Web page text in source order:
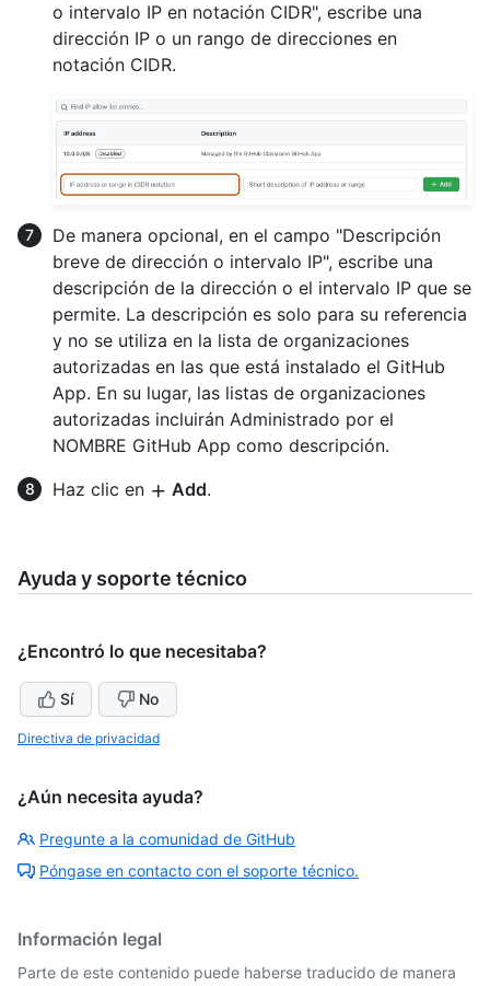
o intervalo IP en notación CIDR", escribe una
dirección IP o un rango de direcciones en
notación CIDR.
De manera opcional, en el campo "Descripción
breve de dirección o intervalo IP", escribe una
descripción de la dirección o el intervalo IP que se
permite. La descripción es solo para su referencia
y no se utiliza en la lista de organizaciones
autorizadas en las que está instalado el GitHub
App. En su lugar, las listas de organizaciones
autorizadas incluirán Administrado por el
NOMBRE GitHub App como descripción.
Haz clic en
Add.
Ayuda y soporte técnico
¿Encontró lo que necesitaba?
Sí No
Directiva de privacidad
¿Aún necesita ayuda?
Pregunte a la comunidad de GitHub
Póngase en contacto con el soporte técnico.
Información legal
Parte de este contenido puede haberse traducido de manera